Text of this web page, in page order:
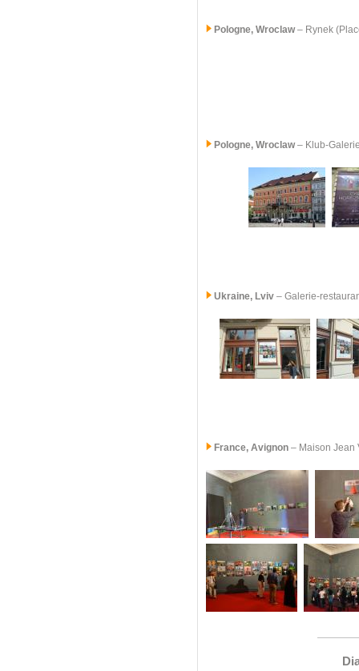
Pologne, Wroclaw– Rynek
Pologne, Wroclaw– Klub-
Ukraine, Lviv – Galerie-
France, Avignon – Maison Jean